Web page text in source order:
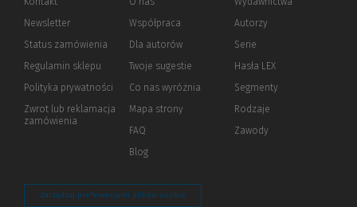
Newsletter
Status zamówienia
Regulamin sklepu
Polityka prywatności (Nowe
(Link
innej
Zwrot lub reklamacja
zamówienia
Współpraca
Dla autorów(Nowe
(Link
innej
strony)
Twoje sugestie
Co nas wyróżnia
Mapa strony
FAQ
Blog
Autorzy
Serie
Hasła LEX
Segmenty
Rodzaje
Zawody
Zarządzaj preferencjami plików cookie